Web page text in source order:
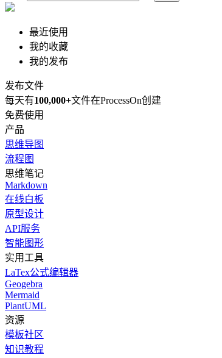
最近使用
我的收藏
我的发布
发布文件
每天有100,000+文件在ProcessOn创建
免费使用
产品
思维导图
流程图
思维笔记
Markdown
在线白板
原型设计
API服务
智能图形
实用工具
LaTex公式编辑器
Geogebra
Mermaid
PlantUML
资源
模板社区
知识教程